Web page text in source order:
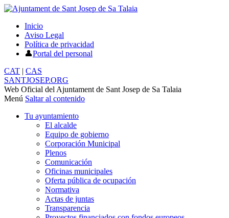
Inicio
Aviso Legal
Política de privacidad
Portal del personal
CAT | CAS
SANTJOSEP.ORG
Web Oficial del Ajuntament de Sant Josep de Sa Talaia
Menú Saltar al contenido
Tu ayuntamiento
El alcalde
Equipo de gobierno
Corporación Municipal
Plenos
Comunicación
Oficinas municipales
Oferta pública de ocupación
Normativa
Actas de juntas
Transparencia